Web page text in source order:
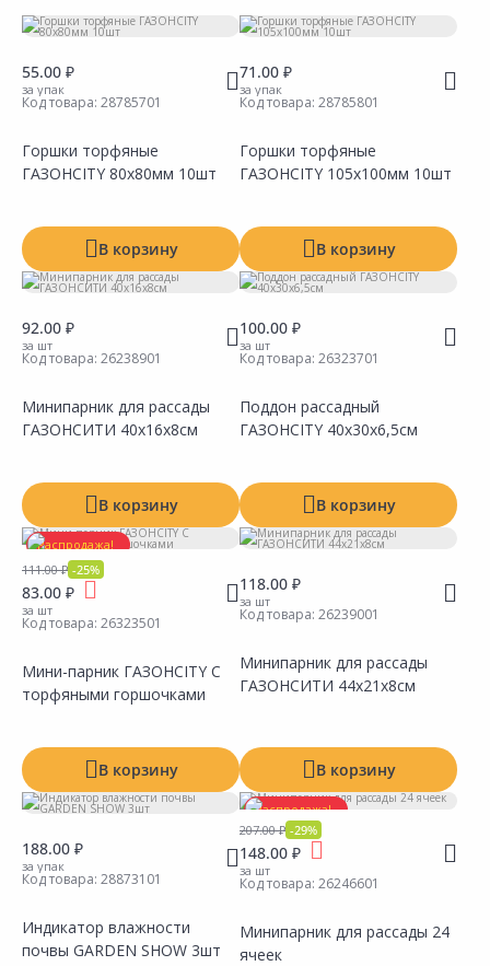
Тип
55.00 ₽
за упак
Код товара: 28785701
Горшки торфяные
ГAЗОНCITY 80х80мм 10шт
В корзину
71.00 ₽
за упак
Код товара: 28785801
Горшки торфяные
ГAЗОНCITY 105х100мм 10шт
В корзину
92.00 ₽
за шт
Код товара: 26238901
Минипарник для рассады
ГАЗОНСИТИ 40х16х8см
В корзину
100.00 ₽
за шт
Код товара: 26323701
Поддон рассадный
ГАЗОНCITY 40х30х6,5см
В корзину
Распродажа!
111.00 ₽ -25%
83.00 ₽
за шт
Код товара: 26323501
Мини-парник ГАЗОНCITY С
торфяными горшочками
В корзину
118.00 ₽
за шт
Код товара: 26239001
Минипарник для рассады
ГАЗОНСИТИ 44х21х8см
В корзину
188.00 ₽
за упак
Код товара: 28873101
Индикатор влажности
почвы GARDEN SHOW 3шт
Распродажа!
207.00 ₽ -29%
148.00 ₽
за шт
Код товара: 26246601
Минипарник для рассады 24
ячеек